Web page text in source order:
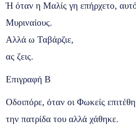
Ή όταν η Μαλίς γη επήρχετο,
Μυριναίους.
Αλλά ω Ταβάρζιε,
ας ζεις.
Επιγραφή Β
Οδοιπόρε, όταν οι Φωκείς
την πατρίδα του αλλά χάθηκε.